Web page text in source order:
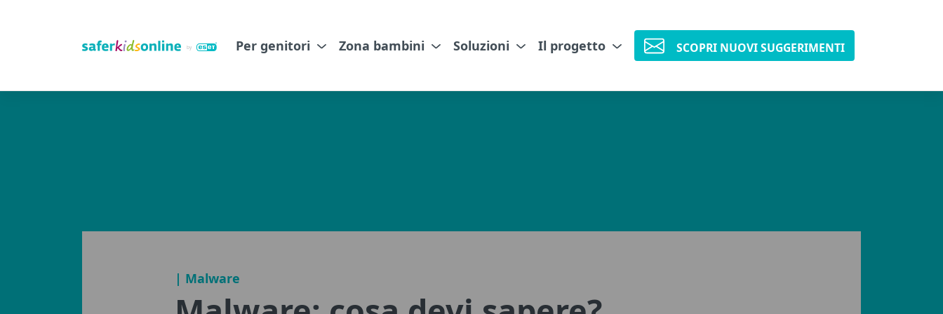
Per genitori Zona bambini Soluzioni Il progetto SCOPRI NUOVI SUGGERIMENTI
| Malware